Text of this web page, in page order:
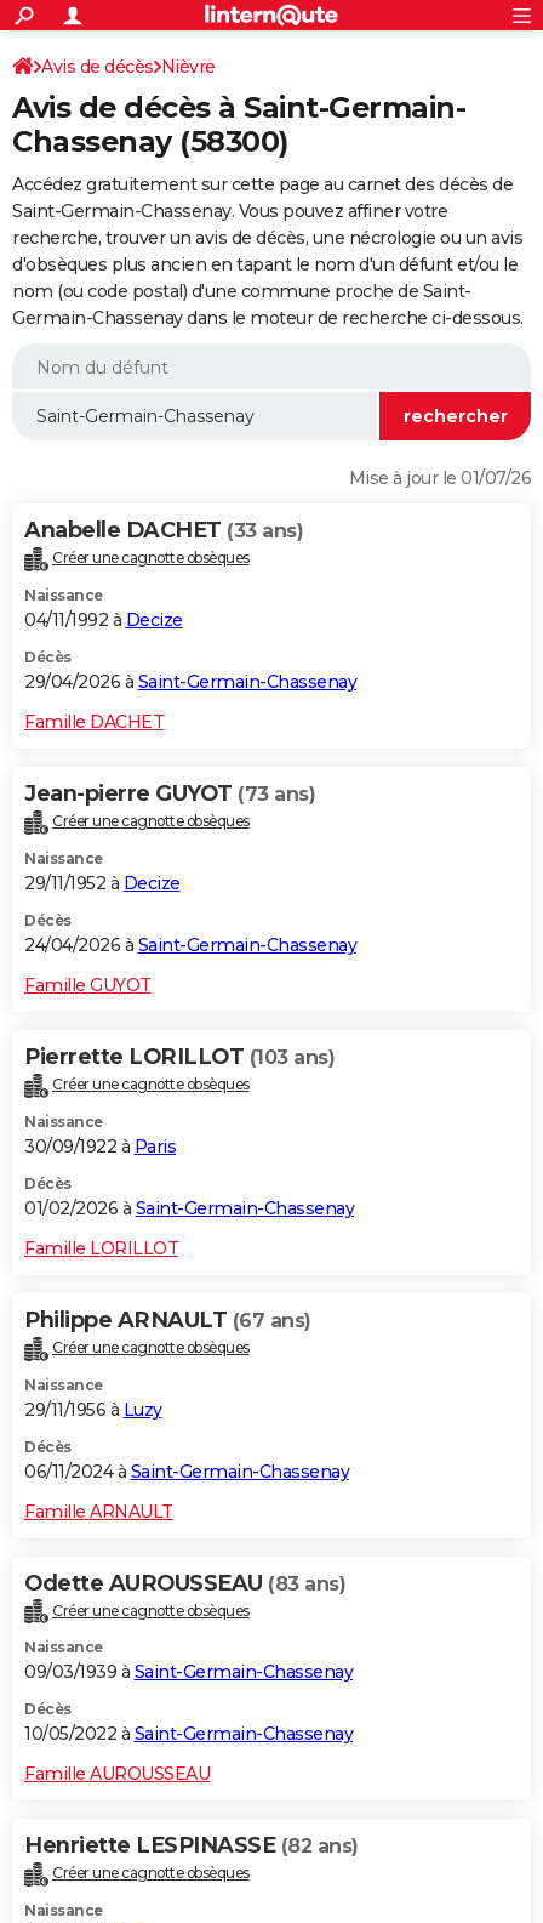
ACTUALITÉS
Politique
Société
Faits Divers
Education
Monde
Villes
+
SPORT
Coupe du monde 2026
Football
Tennis
Cyclisme
Rugby
Forum
CULTURE
FINANCE
Retraite
Impôts
Epargne
Immobilier
Risques naturels par ville
Banque
Assurance
Crédit
Essais
Réserver un essai
Citadines
Berlines
SUV
Forum auto
+
HIGH-TECH
Mobiles
Meilleur smartphone
Internet
Ordinateurs
Jeux vidéo
Guide high-tech
+
BRICOLAGE
Forum
Aménagement intérieur
Extérieur
Cuisine
Salle de bains
Jardinage
Rangement
WEEK-END
Guides de France
Escapades
Patrimoine
Expositions
Musées
Week-end nature
LIFESTYLE
Alimentation
Guide de la santé
Maladies
Médicaments
Sommeil
VOYAGE
Destinations
City break
Voyage nature
Voyage de noces
Forum
Climat
+PHOTO
GUIDES D'ACHAT
BONS PLANS
CARTE DE VOEUX
Dictionnaire
Biographies
Citations
Expressions
Proverbes
PROGRAMME TV
COPAINS D'AVANT
S'inscrire
Se connecter
Lycées
Collèges
Primaires
Universités
Entreprises
Service militaire
Avis de recherche
AVIS DE DÉCÈS
Avis de décès Nièvre
Avis de décès à Saint-Germain-
Chassenay (58300)
Accédez gratuitement sur cette page au carnet des décès de
Saint-Germain-Chassenay. Vous pouvez affiner votre
recherche, trouver un avis de décès, une nécrologie ou un avis
d'obsèques plus ancien en tapant le nom d'un défunt et/ou le
nom (ou code postal) d'une commune proche de Saint-
Germain-Chassenay dans le moteur de recherche ci-dessous.
Mise à jour le 01/07/26
Anabelle DACHET (33 ans)
Créer une cagnotte obsèques
Naissance
04/11/1992 à Decize
Décès
29/04/2026 à Saint-Germain-Chassenay
Famille DACHET
Jean-pierre GUYOT (73 ans)
Créer une cagnotte obsèques
Naissance
29/11/1952 à Decize
Décès
24/04/2026 à Saint-Germain-Chassenay
Famille GUYOT
Pierrette LORILLOT (103 ans)
Créer une cagnotte obsèques
Naissance
30/09/1922 à Paris
Décès
01/02/2026 à Saint-Germain-Chassenay
Famille LORILLOT
Philippe ARNAULT (67 ans)
Créer une cagnotte obsèques
Naissance
29/11/1956 à Luzy
Décès
06/11/2024 à Saint-Germain-Chassenay
Famille ARNAULT
Odette AUROUSSEAU (83 ans)
Créer une cagnotte obsèques
Naissance
09/03/1939 à Saint-Germain-Chassenay
Décès
10/05/2022 à Saint-Germain-Chassenay
Famille AUROUSSEAU
Henriette LESPINASSE (82 ans)
Créer une cagnotte obsèques
Naissance